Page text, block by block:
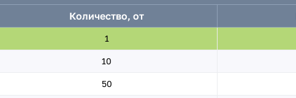
Количество, от
1
10
50